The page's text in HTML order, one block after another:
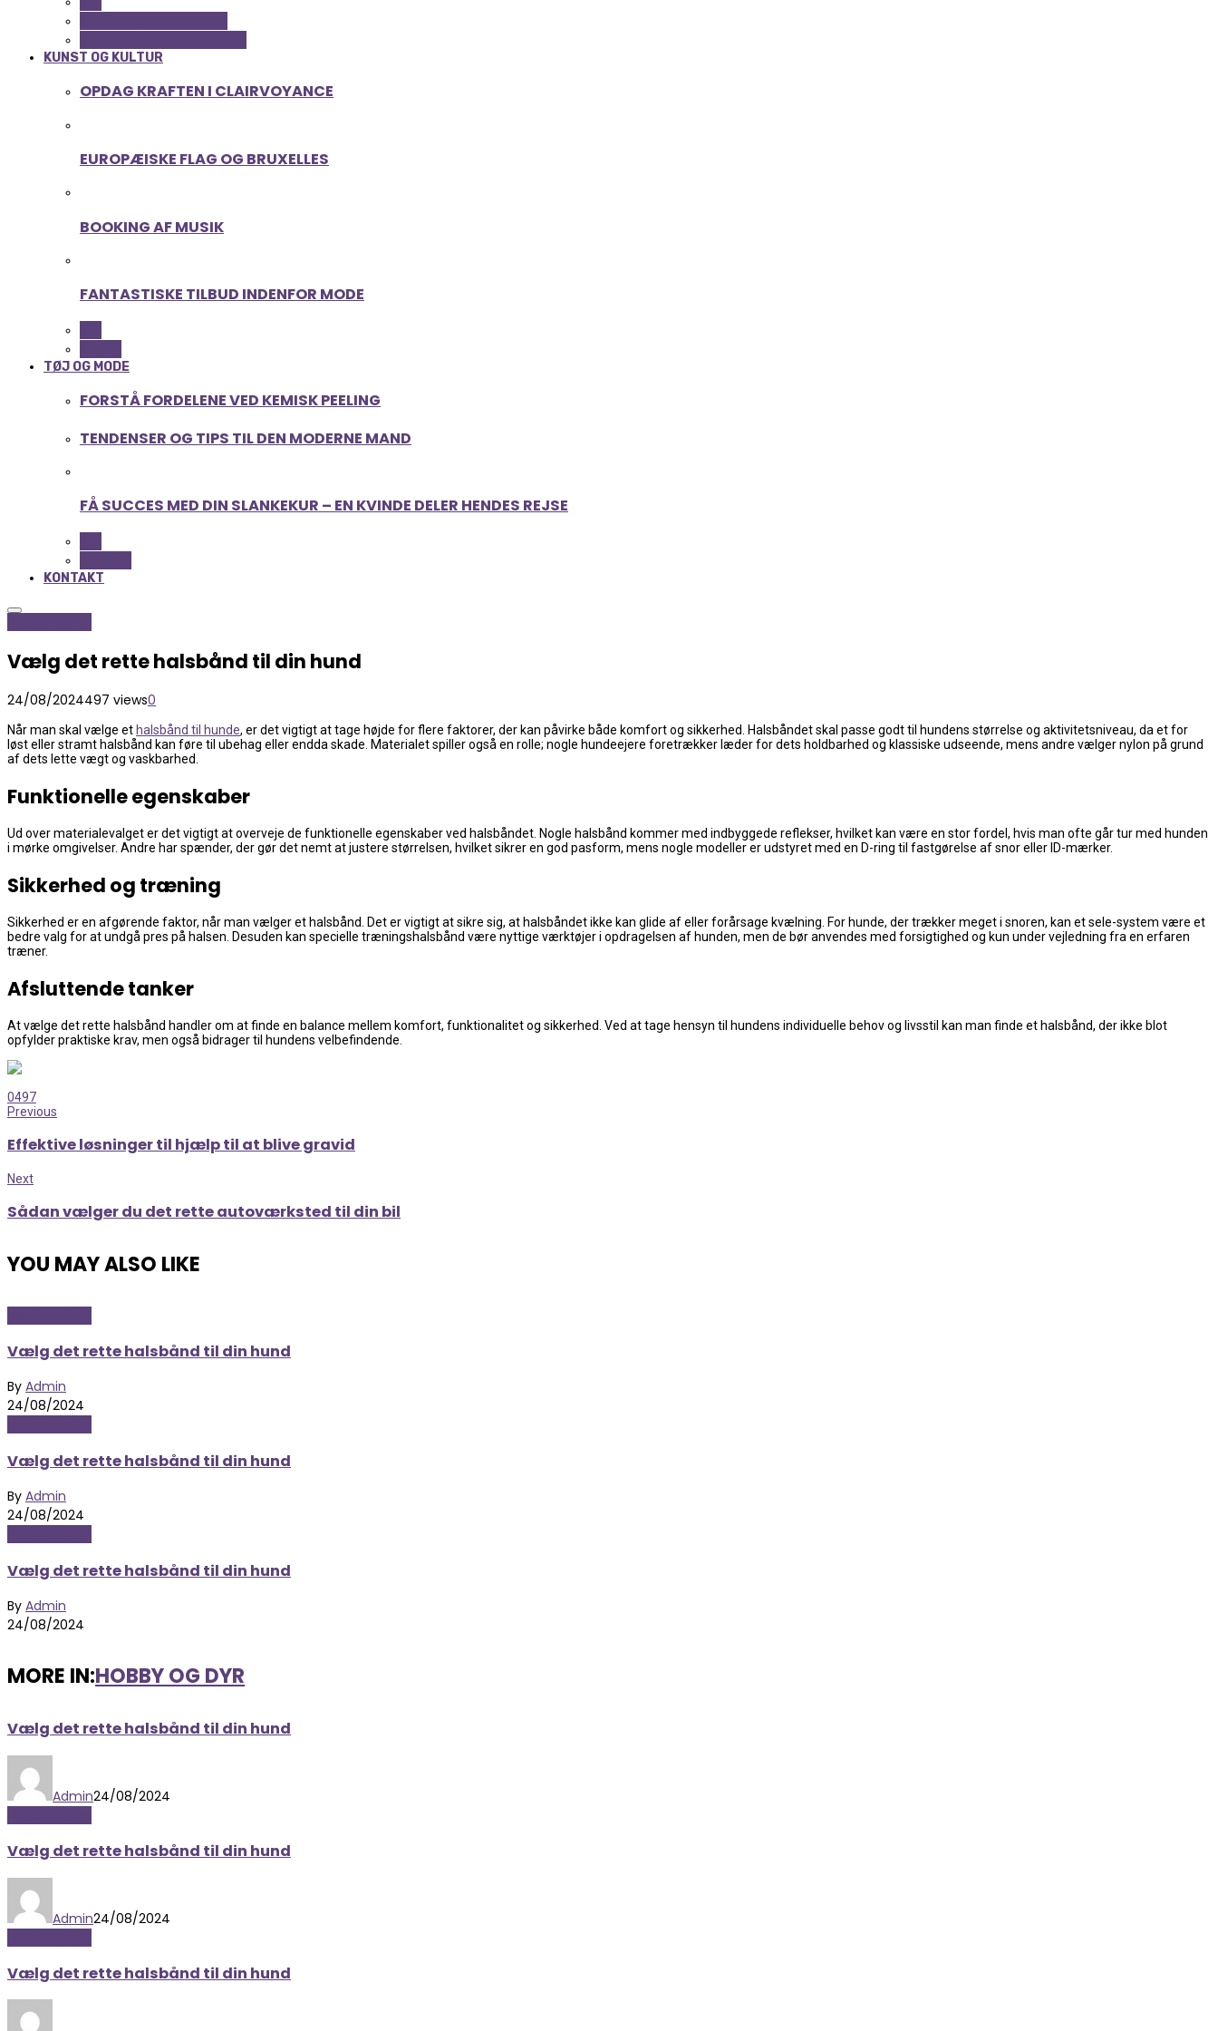
KUNST OG KULTUR
OPDAG KRAFTEN I CLAIRVOYANCE
EUROPÆISKE FLAG OG BRUXELLES
BOOKING AF MUSIK
FANTASTISKE TILBUD INDENFOR MODE
TØJ OG MODE
FORSTÅ FORDELENE VED KEMISK PEELING
TENDENSER OG TIPS TIL DEN MODERNE MAND
FÅ SUCCES MED DIN SLANKEKUR – EN KVINDE DELER HENDES REJSE
KONTAKT
Vælg det rette halsbånd til din hund
24/08/2024497 views0
Når man skal vælge et halsbånd til hunde, er det vigtigt at tage højde for flere faktorer, der kan påvirke både komfort og sikkerhed. Halsbåndet skal passe godt til hundens størrelse og aktivitetsniveau, da et for
løst eller stramt halsbånd kan føre til ubehag eller endda skade. Materialet spiller også en rolle; nogle hundeejere foretrækker læder for dets holdbarhed og klassiske udseende, mens andre vælger nylon på grund
af dets lette vægt og vaskbarhed.
Funktionelle egenskaber
Ud over materialevalget er det vigtigt at overveje de funktionelle egenskaber ved halsbåndet. Nogle halsbånd kommer med indbyggede reflekser, hvilket kan være en stor fordel, hvis man ofte går tur med hunden
i mørke omgivelser. Andre har spænder, der gør det nemt at justere størrelsen, hvilket sikrer en god pasform, mens nogle modeller er udstyret med en D-ring til fastgørelse af snor eller ID-mærker.
Sikkerhed og træning
Sikkerhed er en afgørende faktor, når man vælger et halsbånd. Det er vigtigt at sikre sig, at halsbåndet ikke kan glide af eller forårsage kvælning. For hunde, der trækker meget i snoren, kan et sele-system være et
bedre valg for at undgå pres på halsen. Desuden kan specielle træningshalsbånd være nyttige værktøjer i opdragelsen af hunden, men de bør anvendes med forsigtighed og kun under vejledning fra en erfaren
træner.
Afsluttende tanker
At vælge det rette halsbånd handler om at finde en balance mellem komfort, funktionalitet og sikkerhed. Ved at tage hensyn til hundens individuelle behov og livsstil kan man finde et halsbånd, der ikke blot
opfylder praktiske krav, men også bidrager til hundens velbefindende.
0497
Previous
Effektive løsninger til hjælp til at blive gravid
Next
Sådan vælger du det rette autoværksted til din bil
YOU MAY ALSO LIKE
Vælg det rette halsbånd til din hund
By Admin
24/08/2024
Vælg det rette halsbånd til din hund
By Admin
24/08/2024
Vælg det rette halsbånd til din hund
By Admin
24/08/2024
MORE IN:HOBBY OG DYR
Vælg det rette halsbånd til din hund
Admin24/08/2024
Vælg det rette halsbånd til din hund
Admin24/08/2024
Vælg det rette halsbånd til din hund